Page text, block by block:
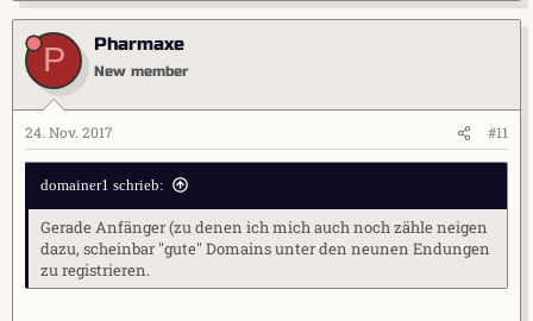
P Pharmaxe
New member
24. Nov. 2017 #11
domainer1 schrieb:
Gerade Anfänger (zu denen ich mich auch noch zähle neigen
dazu, scheinbar "gute" Domains unter den neunen Endungen
zu registrieren.